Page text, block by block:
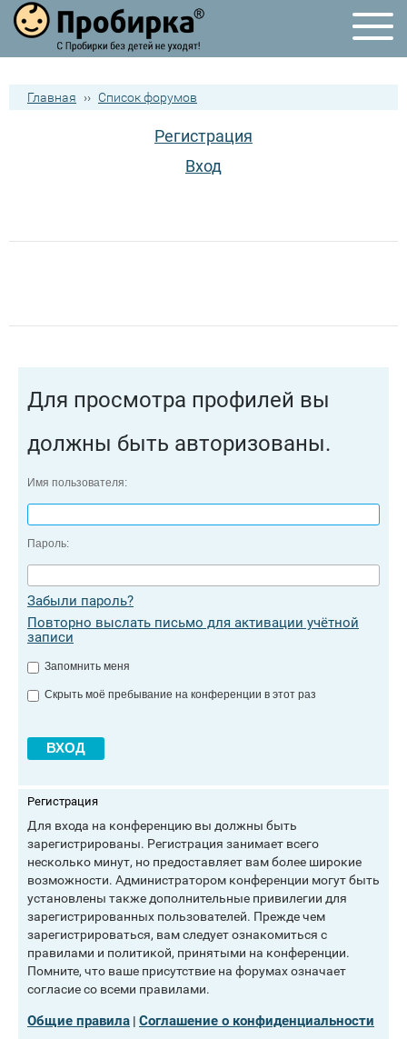
Главная ›› Список форумов
Регистрация
Вход
Для просмотра профилей вы
должны быть авторизованы.
Имя пользователя:
Пароль:
Забыли пароль?
Повторно выслать письмо для активации учётной
записи
Запомнить меня
Скрыть моё пребывание на конференции в этот раз
Регистрация
Для входа на конференцию вы должны быть
зарегистрированы. Регистрация занимает всего
несколько минут, но предоставляет вам более широкие
возможности. Администратором конференции могут быть
установлены также дополнительные привилегии для
зарегистрированных пользователей. Прежде чем
зарегистрироваться, вам следует ознакомиться с
правилами и политикой, принятыми на конференции.
Помните, что ваше присутствие на форумах означает
согласие со всеми правилами.
Общие правила | Соглашение о конфиденциальности